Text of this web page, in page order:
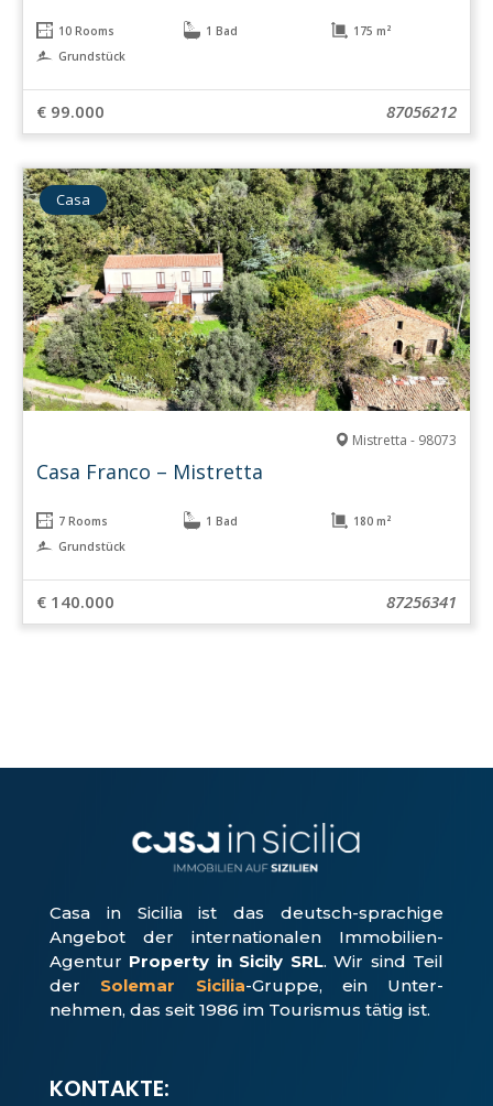
10 Rooms 1 Bad
175 m²
Grundstück
€ 99.000 87056212
Casa
Mistretta - 98073
Casa Franco – Mistretta
7 Rooms 1 Bad
180 m²
Grundstück
€ 140.000 87256341
Casa in Sicilia ist das deutsch-sprachige
Angebot der internationalen Immobilien-
Agentur Property in Sicily SRL. Wir sind Teil
der Solemar Sicilia-Gruppe, ein Unter­
nehmen, das seit 1986 im Tourismus tätig ist.
KONTAKTE: